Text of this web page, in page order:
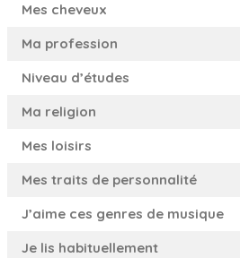
Mes cheveux
Ma profession
Niveau d’études
Ma religion
Mes loisirs
Mes traits de personnalité
J’aime ces genres de musique
Je lis habituellement